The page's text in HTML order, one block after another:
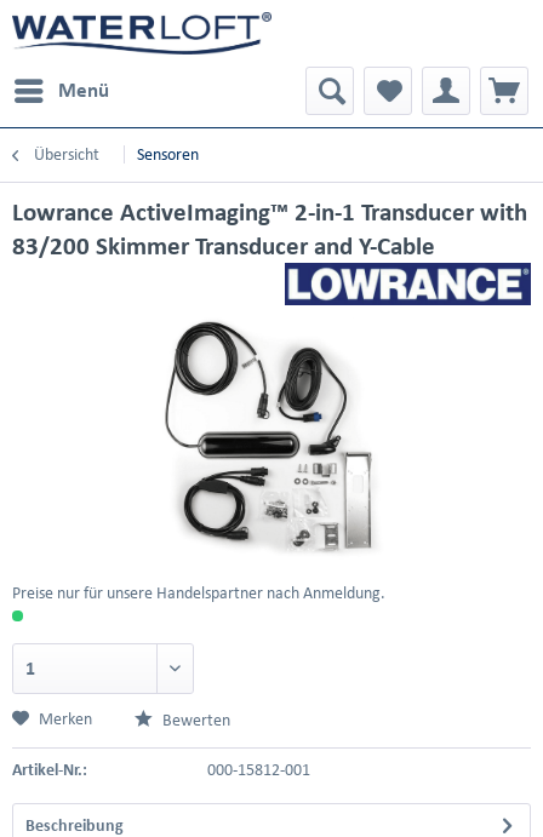
Menü
Übersicht Sensoren
Lowrance ActiveImaging™ 2-in-1 Transducer with
83/200 Skimmer Transducer and Y-Cable
Preise nur für unsere Handelspartner nach Anmeldung.
Merken Bewerten
Artikel-Nr.: 000-15812-001
Beschreibung